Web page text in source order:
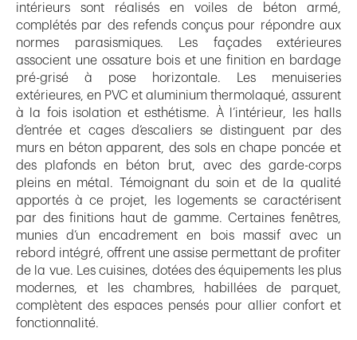
intérieurs sont réalisés en voiles de béton armé,
complétés par des refends conçus pour répondre aux
normes parasismiques. Les façades extérieures
associent une ossature bois et une finition en bardage
pré-grisé à pose horizontale. Les menuiseries
extérieures, en PVC et aluminium thermolaqué, assurent
à la fois isolation et esthétisme. À l’intérieur, les halls
d’entrée et cages d’escaliers se distinguent par des
murs en béton apparent, des sols en chape poncée et
des plafonds en béton brut, avec des garde-corps
pleins en métal. Témoignant du soin et de la qualité
apportés à ce projet, les logements se caractérisent
par des finitions haut de gamme. Certaines fenêtres,
munies d’un encadrement en bois massif avec un
rebord intégré, offrent une assise permettant de profiter
de la vue. Les cuisines, dotées des équipements les plus
modernes, et les chambres, habillées de parquet,
complètent des espaces pensés pour allier confort et
fonctionnalité.